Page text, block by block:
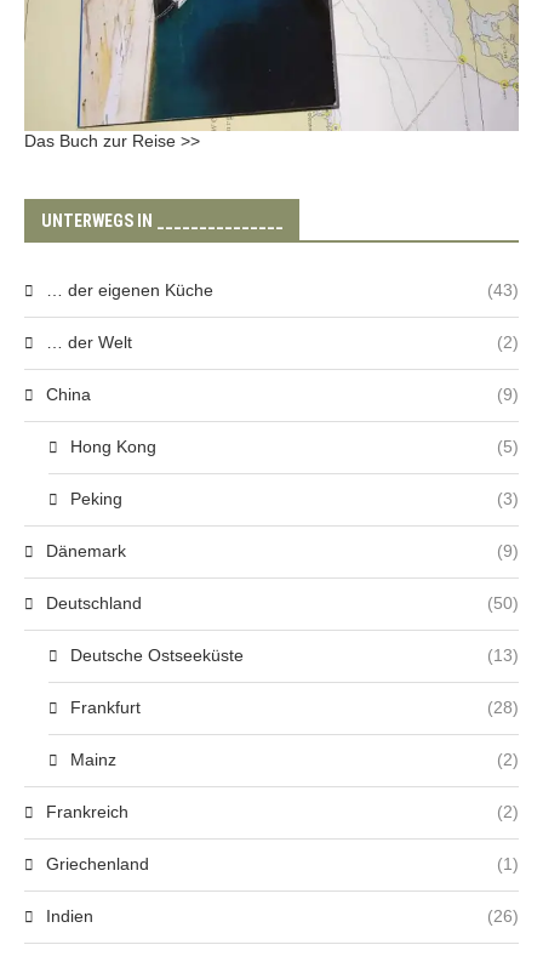
Das Buch zur Reise >>
UNTERWEGS IN _______________
… der eigenen Küche (43)
… der Welt (2)
China (9)
Hong Kong (5)
Peking (3)
Dänemark (9)
Deutschland (50)
Deutsche Ostseeküste (13)
Frankfurt (28)
Mainz (2)
Frankreich (2)
Griechenland (1)
Indien (26)